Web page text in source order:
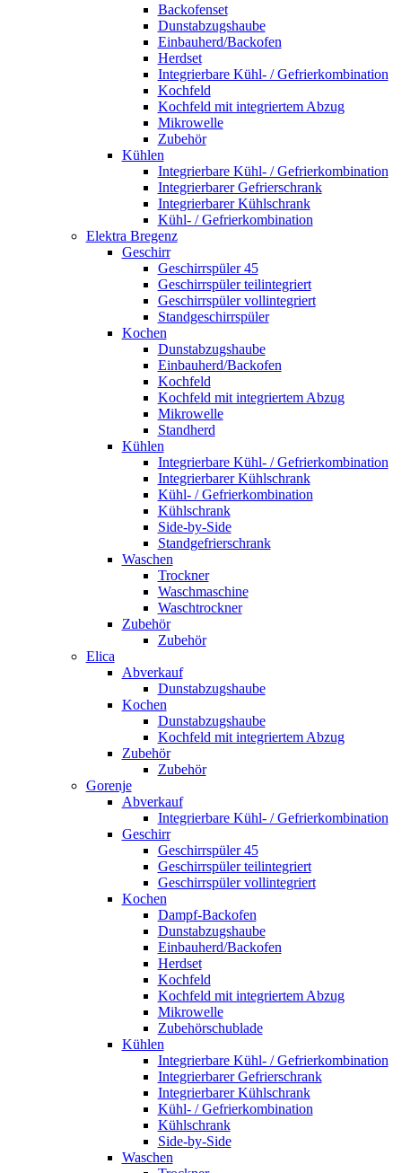
Backofenset
Dunstabzugshaube
Einbauherd/Backofen
Herdset
Integrierbare Kühl- / Gefrierkombination
Kochfeld
Kochfeld mit integriertem Abzug
Mikrowelle
Zubehör
Kühlen
Integrierbare Kühl- / Gefrierkombination
Integrierbarer Gefrierschrank
Integrierbarer Kühlschrank
Kühl- / Gefrierkombination
Elektra Bregenz
Geschirr
Geschirrspüler 45
Geschirrspüler teilintegriert
Geschirrspüler vollintegriert
Standgeschirrspüler
Kochen
Dunstabzugshaube
Einbauherd/Backofen
Kochfeld
Kochfeld mit integriertem Abzug
Mikrowelle
Standherd
Kühlen
Integrierbare Kühl- / Gefrierkombination
Integrierbarer Kühlschrank
Kühl- / Gefrierkombination
Kühlschrank
Side-by-Side
Standgefrierschrank
Waschen
Trockner
Waschmaschine
Waschtrockner
Zubehör
Zubehör
Elica
Abverkauf
Dunstabzugshaube
Kochen
Dunstabzugshaube
Kochfeld mit integriertem Abzug
Zubehör
Zubehör
Gorenje
Abverkauf
Integrierbare Kühl- / Gefrierkombination
Geschirr
Geschirrspüler 45
Geschirrspüler teilintegriert
Geschirrspüler vollintegriert
Kochen
Dampf-Backofen
Dunstabzugshaube
Einbauherd/Backofen
Herdset
Kochfeld
Kochfeld mit integriertem Abzug
Mikrowelle
Zubehörschublade
Kühlen
Integrierbare Kühl- / Gefrierkombination
Integrierbarer Gefrierschrank
Integrierbarer Kühlschrank
Kühl- / Gefrierkombination
Kühlschrank
Side-by-Side
Waschen